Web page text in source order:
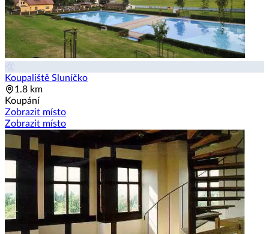
Koupaliště Sluníčko
1.8 km
Koupání
Zobrazit místo
Zobrazit místo